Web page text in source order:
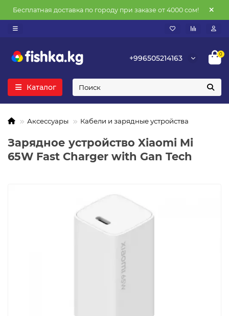
Бесплатная доставка по городу при заказе от 4000 сом!
+996505214163 0
Каталог
Аксессуары Кабели и зарядные устройства
Зарядное устройство Xiaomi Mi
65W Fast Charger with Gan Tech